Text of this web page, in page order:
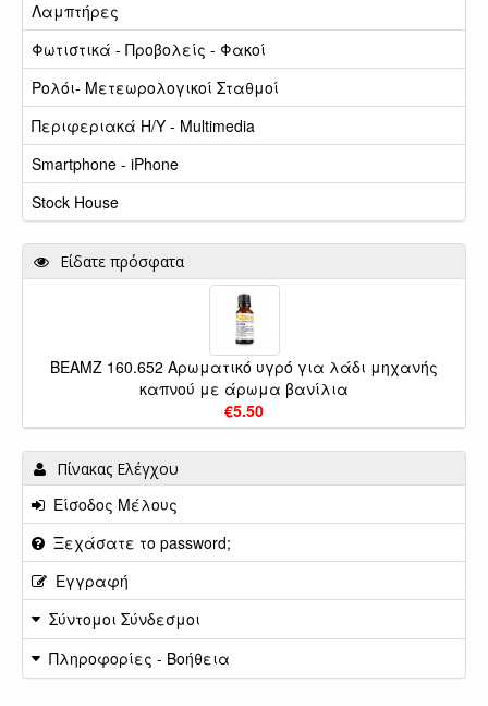
Λαμπτήρες
Φωτιστικά - Προβολείς - Φακοί
Ρολόι- Μετεωρολογικοί Σταθμοί
Περιφεριακά Η/Υ - Multimedia
Smartphone - iPhone
Stock House
Είδατε πρόσφατα
BEAMZ 160.652 Αρωματικό υγρό για λάδι μηχανής
καπνού με άρωμα βανίλια
€5.50
Πίνακας Ελέγχου
Είσοδος Μέλους
Ξεχάσατε το password;
Εγγραφή
Σύντομοι Σύνδεσμοι
Πληροφορίες - Βοήθεια